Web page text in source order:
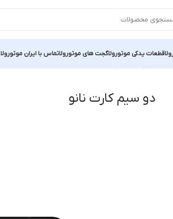
قطعات یدکی موتورولاگجت های موتورولاتماس با ایران موتورولا
دو سیم کارت نانو